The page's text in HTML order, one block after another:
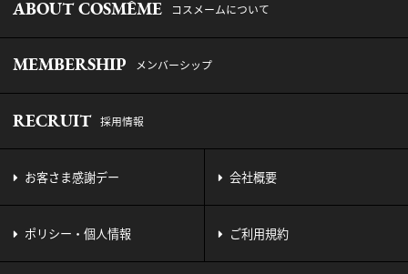
ABOUT COSMÊME コスメームについて
MEMBERSHIP メンバーシップ
RECRUIT 採用情報
お客さま感謝デー 会社概要
ポリシー・個人情報 ご利用規約